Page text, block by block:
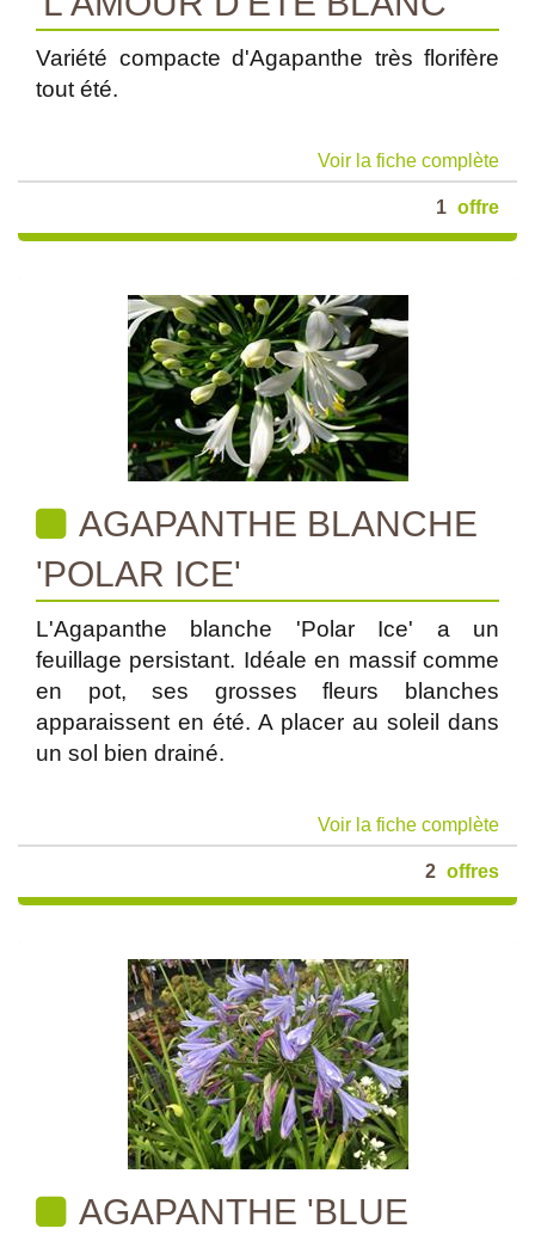
Variété compacte d'Agapanthe très florifère
tout été.
Voir la fiche complète
1 offre
AGAPANTHE BLANCHE
'POLAR ICE'
L'Agapanthe blanche 'Polar Ice' a un
feuillage persistant. Idéale en massif comme
en pot, ses grosses fleurs blanches
apparaissent en été. A placer au soleil dans
un sol bien drainé.
Voir la fiche complète
2 offres
AGAPANTHE 'BLUE